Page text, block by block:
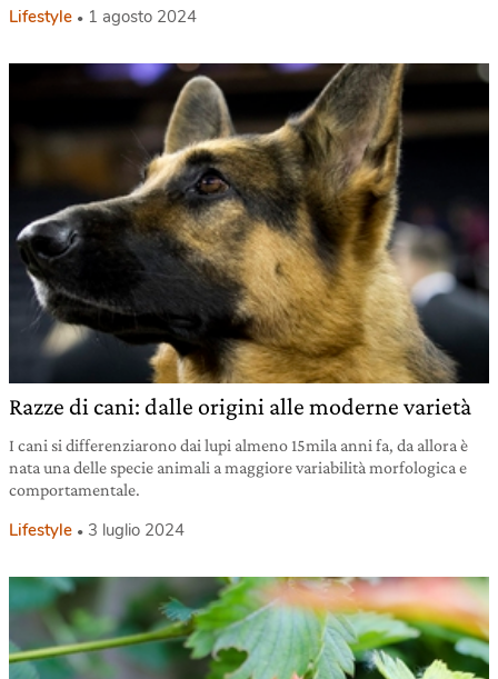
Lifestyle 1 agosto 2024
Razze di cani: dalle origini alle moderne varietà
I cani si differenziarono dai lupi almeno 15mila anni fa, da allora è
nata una delle specie animali a maggiore variabilità morfologica e
comportamentale.
Lifestyle 3 luglio 2024